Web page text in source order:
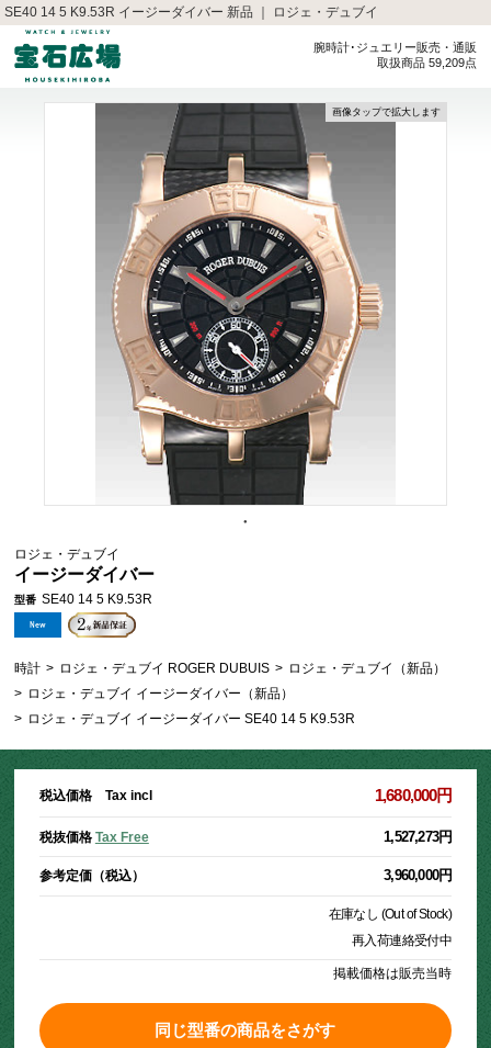
SE40 14 5 K9.53R イージーダイバー 新品 ｜ ロジェ・デュブイ
腕時計･ジュエリー販売・通販
取扱商品 59,209点
画像タップで拡大します
ロジェ・デュブイ
イージーダイバー
型番 SE40 14 5 K9.53R
時計 > ロジェ・デュブイ ROGER DUBUIS > ロジェ・デュブイ（新品）
> ロジェ・デュブイ イージーダイバー（新品）
> ロジェ・デュブイ イージーダイバー SE40 14 5 K9.53R
税込価格 Tax incl 1,680,000円
税抜価格 Tax Free 1,527,273円
参考定価（税込） 3,960,000円
在庫なし (Out of Stock)
再入荷連絡受付中
掲載価格は販売当時
同じ型番の商品をさがす